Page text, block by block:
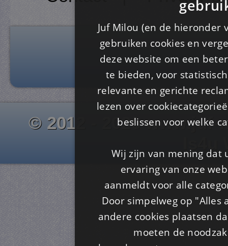
© 2012 - 2026
Juf Milou (en de
gebruiken cookies en
deze website om een
te bieden, voor
relevante en gerichte
lezen over
beslissen voor welke
Wij zijn van mening dat
ervaring van onze
aanmeldt voor alle
Door simpelweg op
andere cookies plaatsen
moeten de